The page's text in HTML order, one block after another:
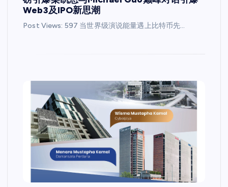
Web3及IPO新思潮
Post Views: 597 当世界级演说能量遇上比特币先…